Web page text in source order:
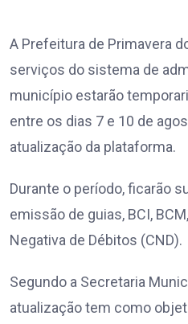
A Prefeitura de Primavera
serviços do sistema de
município estarão
entre os dias 7 e 10 de
atualização da plataforma.
Durante o período, ficarão
emissão de guias, BCI,
Negativa de Débitos (CND).
Segundo a Secretaria
atualização tem como